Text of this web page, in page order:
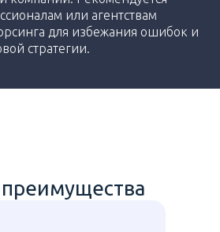
или агентствам
для избежания ошибок и
стратегии.